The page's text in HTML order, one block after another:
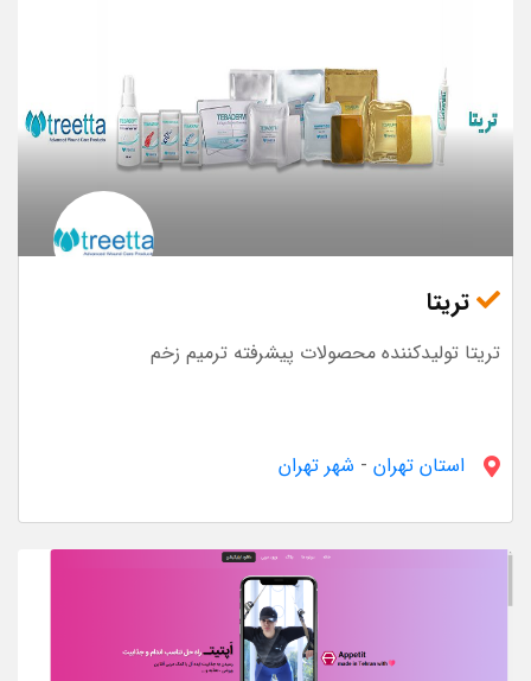
تریتا
تریتا تولیدکننده محصولات پیشرفته ترمیم زخم
استان تهران - شهر تهران